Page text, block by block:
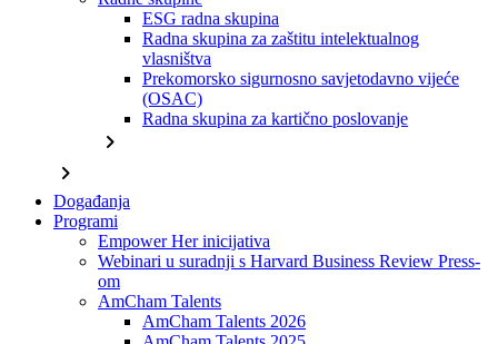
ESG radna skupina
Radna skupina za zaštitu intelektualnog
vlasništva
Prekomorsko sigurnosno savjetodavno vijeće
(OSAC)
Radna skupina za kartično poslovanje
chevron_right
chevron_right
Događanja
Programi
Empower Her inicijativa
Webinari u suradnji s Harvard Business Review Press-
om
AmCham Talents
AmCham Talents 2026